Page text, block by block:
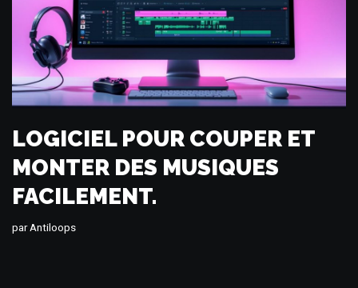
LOGICIEL POUR COUPER ET
MONTER DES MUSIQUES
FACILEMENT.
parAntiloops